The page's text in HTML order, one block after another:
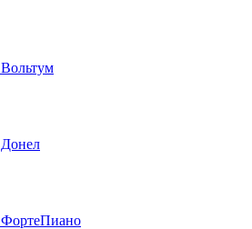
Вольтум
Донел
ФортеПиано